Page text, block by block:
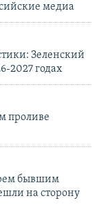
медиа
Зеленский
2027 годах
проливе
бывшим
на сторону